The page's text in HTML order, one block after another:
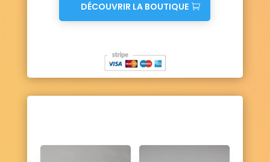
DÉCOUVRIR LA BOUTIQUE